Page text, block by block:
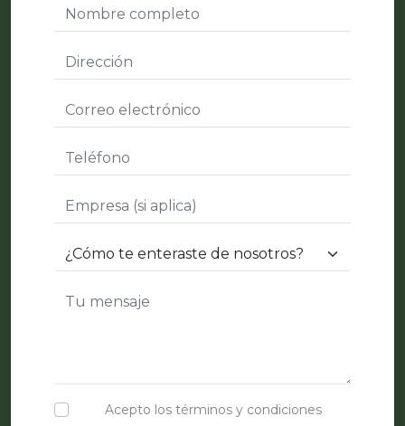
Acepto los términos y condiciones